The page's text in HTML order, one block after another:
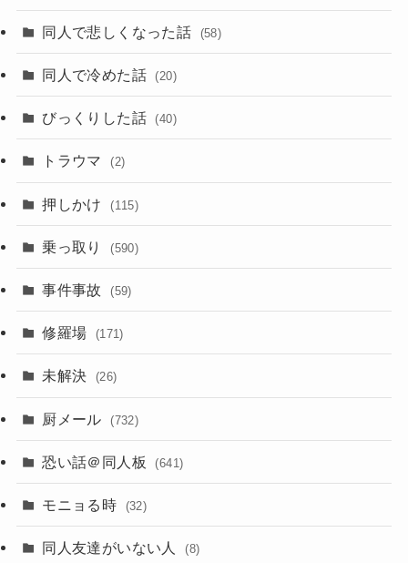
同人で悲しくなった話 (58)
同人で冷めた話 (20)
びっくりした話 (40)
トラウマ (2)
押しかけ (115)
乗っ取り (590)
事件事故 (59)
修羅場 (171)
未解決 (26)
厨メール (732)
恐い話＠同人板 (641)
モニョる時 (32)
同人友達がいない人 (8)